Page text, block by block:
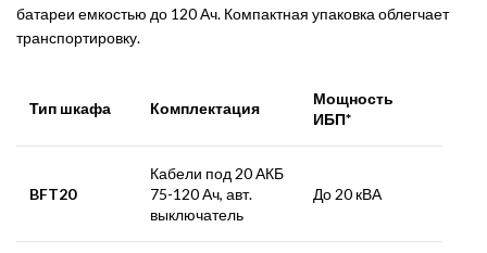
батареи емкостью до 120 Ач. Компактная упаковка облегчает
транспортировку.
Тип шкафа Комплектация
Мощность
ИБП*
BFT20
Кабели под 20 АКБ
75-120 Ач, авт.
выключатель
До 20 кВА